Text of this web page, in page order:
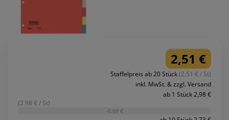
2,51 €
Staffelpreis ab 20 Stück(2.51 € / St)
inkl. MwSt. & zzgl. Versand
ab 1 Stück 2,98 €
(2.98 € / St)
-0,00 €